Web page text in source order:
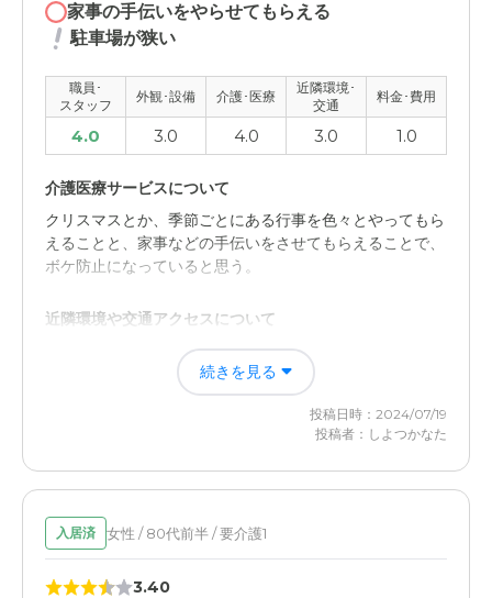
家事の手伝いをやらせてもらえる
駐車場が狭い
職員･
スタッフ
外観･設備 介護･医療
近隣環境･
交通
料金･費用
4.0 3.0 4.0 3.0 1.0
介護医療サービスについて
クリスマスとか、季節ごとにある行事を色々とやってもら
えることと、家事などの手伝いをさせてもらえることで、
ボケ防止になっていると思う。
近隣環境や交通アクセスについて
大通りから少し中に入っているので、道が狭くて敷地内の
駐車場も狭いため、なかなか行くのが面倒になってしまい
ますが、なるべく不足なものは届けたりはしています。
続きを見る
投稿日時：2024/07/19
投稿者：しよつかなた
入居済 女性 / 80代前半 / 要介護1
3.40